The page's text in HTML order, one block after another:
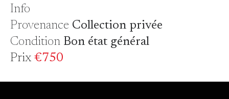
Info
Provenance Collection privée
Condition Bon état général
Prix€750